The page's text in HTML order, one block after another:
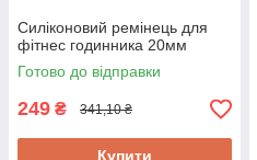
Силіконовий ремінець для
фітнес годинника 20мм
Готово до відправки
249 ₴ 341,10 ₴
Купити